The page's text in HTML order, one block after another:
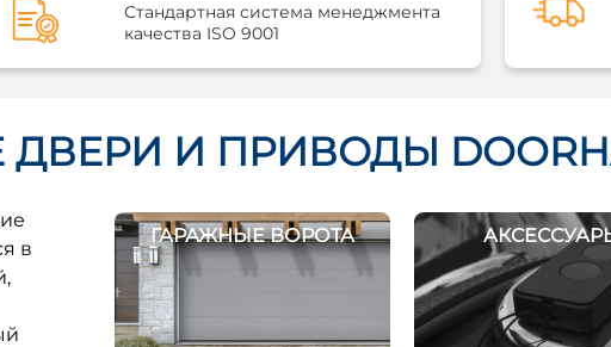
Стандартная система менеджмента
качества ISO 9001
И ПРИВОДЫ
в
ГАРАЖНЫЕ ВОРОТА